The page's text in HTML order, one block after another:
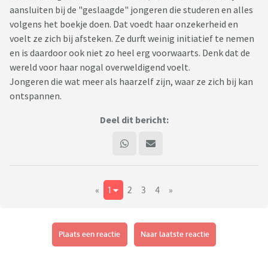
aansluiten bij de "geslaagde" jongeren die studeren en alles
volgens het boekje doen. Dat voedt haar onzekerheid en
voelt ze zich bij afsteken. Ze durft weinig initiatief te nemen
en is daardoor ook niet zo heel erg voorwaarts. Denk dat de
wereld voor haar nogal overweldigend voelt.
Jongeren die wat meer als haarzelf zijn, waar ze zich bij kan
ontspannen.
Deel dit bericht:
« 1 2 3 4 »
Plaats een reactie Naar laatste reactie